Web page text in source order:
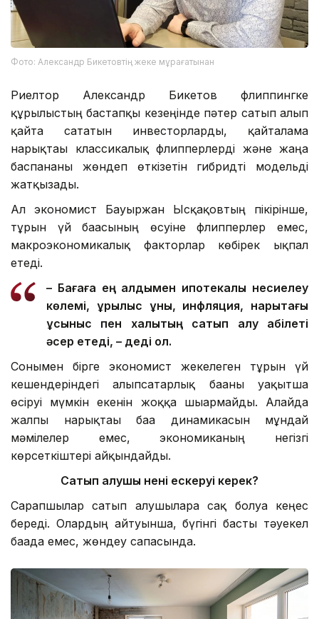
Фото: Александр Бикетовтің жеке мұрағатынан
Риелтор Александр Бикетов флиппингке
құрылыстың бастапқы кезеңінде пәтер сатып алып
қайта сататын инвесторларды, қайталама
нарықтағы классикалық флипперлерді және жаңа
баспананы жөндеп өткізетін гибридті модельді
жатқызады.
Ал экономист Бауыржан Ысқақовтың пікірінше,
тұрғын үй бағасының өсуіне флипперлер емес,
макроэкономикалық факторлар көбірек ықпал
етеді.
– Бағаға ең алдымен ипотекалық несиелеу
көлемі, құрылыс құны, инфляция, нарықтағы
ұсыныс пен халықтың сатып алу қабілеті
әсер етеді, – деді ол.
Сонымен бірге экономист жекелеген тұрғын үй
кешендеріндегі алыпсатарлық бағаны уақытша
өсіруі мүмкін екенін жоққа шығармайды. Алайда
жалпы нарықтағы баға динамикасын мұндай
мәмілелер емес, экономиканың негізгі
көрсеткіштері айқындайды.
Сатып алушы нені ескеруі керек?
Сарапшылар сатып алушыларға сақ болуға кеңес
береді. Олардың айтуынша, бүгінгі басты тәуекел
бағада емес, жөндеу сапасында.